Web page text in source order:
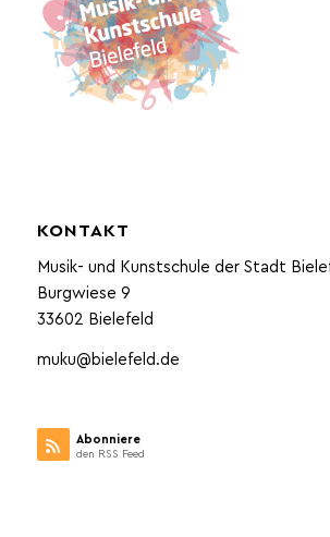
KONTAKT
Musik- und Kunstschule der Stadt
Burgwiese 9
33602 Bielefeld
muku@bielefeld.de
Abonniere
den RSS Feed